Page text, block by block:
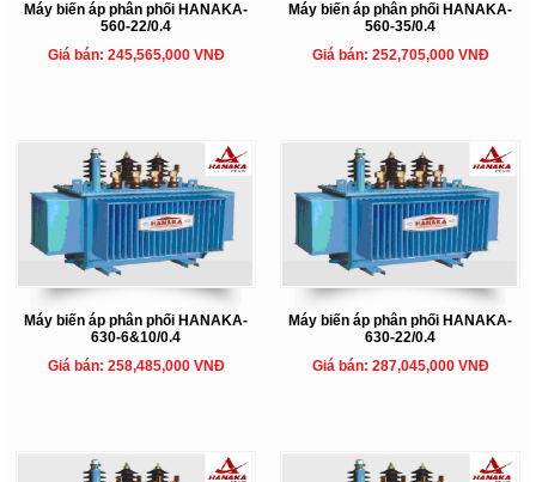
Máy biến áp phân phối HANAKA-
560-22/0.4
Giá bán: 245,565,000 VNĐ
Máy biến áp phân phối HANAKA-
560-35/0.4
Giá bán: 252,705,000 VNĐ
Máy biến áp phân phối HANAKA-
630-6&10/0.4
Giá bán: 258,485,000 VNĐ
Máy biến áp phân phối HANAKA-
630-22/0.4
Giá bán: 287,045,000 VNĐ